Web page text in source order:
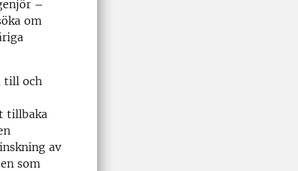
–
om
till och
tillbaka
av
som